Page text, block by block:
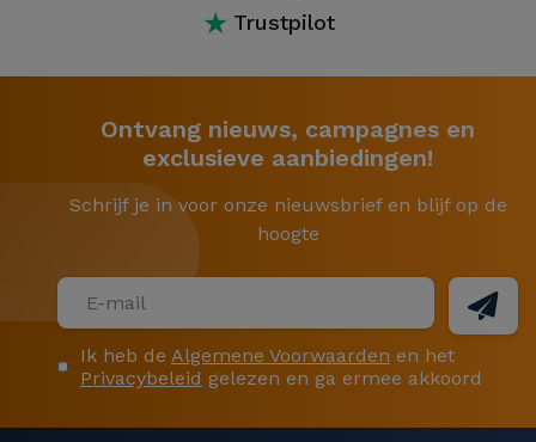
★ Trustpilot
Ontvang nieuws, campagnes en
exclusieve aanbiedingen!
Schrijf je in voor onze nieuwsbrief en blijf op de
hoogte
Ik heb de Algemene Voorwaarden en het
Privacybeleid gelezen en ga ermee akkoord